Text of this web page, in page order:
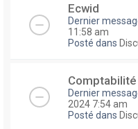
Ecwid
Dernier
11:58 am
Posté dans
Dernier
2024 7:54 am
Posté dans